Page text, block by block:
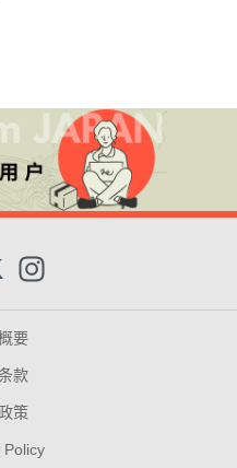
X
t
要
款
策
Policy